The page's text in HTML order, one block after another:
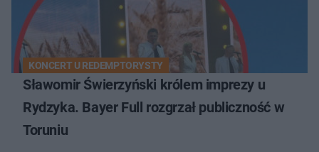
KONCERT U REDEMPTORYSTY
Sławomir Świerzyński królem imprezy u
Rydzyka. Bayer Full rozgrzał publiczność w
Toruniu